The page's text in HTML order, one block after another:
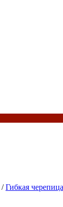
/Гибкая черепица